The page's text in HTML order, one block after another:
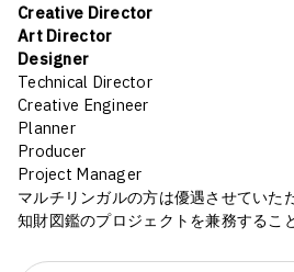
Creative Director
Art Director
Designer
Technical Director
Creative Engineer
Planner
Producer
Project Manager
マルチリンガルの方は優遇させていた
知財図鑑のプロジェクトを兼務するこ